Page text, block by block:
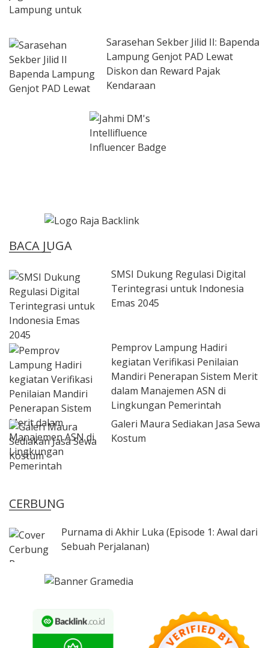
Sarasehan Sekber Jilid II: Bapenda
Lampung Genjot PAD Lewat
Diskon dan Reward Pajak
Kendaraan
BACA JUGA
SMSI Dukung Regulasi Digital
Terintegrasi untuk Indonesia
Emas 2045
Pemprov Lampung Hadiri
kegiatan Verifikasi Penilaian
Mandiri Penerapan Sistem Merit
dalam Manajemen ASN di
Lingkungan Pemerintah
Galeri Maura Sediakan Jasa Sewa
Kostum
CERBUNG
Purnama di Akhir Luka (Episode 1: Awal dari
Sebuah Perjalanan)